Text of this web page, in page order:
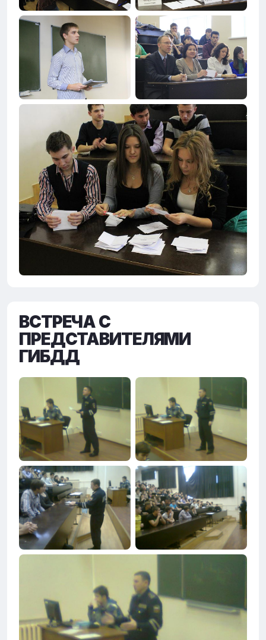
ВСТРЕЧА С
ПРЕДСТАВИТЕЛЯМИ
ГИБДД